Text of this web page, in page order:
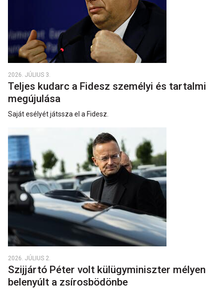
2026. JÚLIUS 3.
Teljes kudarc a Fidesz személyi és tartalmi
megújulása
Saját esélyét játssza el a Fidesz.
2026. JÚLIUS 2.
Szijjártó Péter volt külügyminiszter mélyen
belenyúlt a zsírosbödönbe